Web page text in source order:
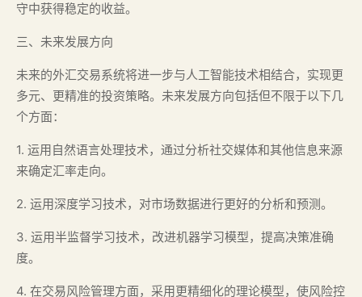
守中获得稳定的收益。
三、未来发展方向
未来的外汇交易系统将进一步与人工智能技术相结合，实现更
多元、更精准的投资策略。未来发展方向包括但不限于以下几
个方面：
1. 运用自然语言处理技术，通过分析社交媒体和其他信息来源
来确定汇率走向。
2. 运用深度学习技术，对市场数据进行更好的分析和预测。
3. 运用半监督学习技术，改进机器学习模型，提高决策准确
度。
4. 在交易风险管理方面，采用更精细化的理论模型，使风险控